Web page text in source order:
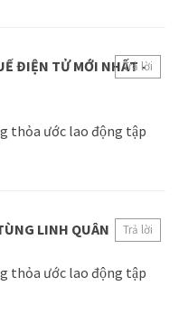
ĐIỆN TỬ MỚI NHẤT -
thỏa ước lao động tập
Trả lời
LINH QUÂN
thỏa ước lao động tập
Trả lời